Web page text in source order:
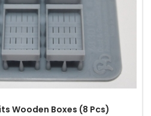
Wooden Boxes (8 Pcs)